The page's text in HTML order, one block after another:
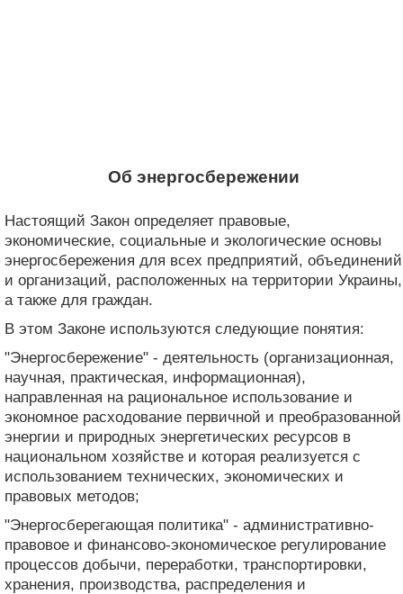
Об энергосбережении
Настоящий Закон определяет правовые,
экономические, социальные и экологические основы
энергосбережения для всех предприятий, объединений
и организаций, расположенных на территории Украины,
а также для граждан.
В этом Законе используются следующие понятия:
"Энергосбережение" - деятельность (организационная,
научная, практическая, информационная),
направленная на рациональное использование и
экономное расходование первичной и преобразованной
энергии и природных энергетических ресурсов в
национальном хозяйстве и которая реализуется с
использованием технических, экономических и
правовых методов;
"Энергосберегающая политика" - административно-
правовое и финансово-экономическое регулирование
процессов добычи, переработки, транспортировки,
хранения, производства, распределения и